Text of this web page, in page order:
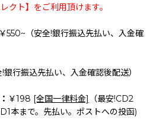
クト】をご利用頂けます。
￥550~（安全!銀行振込先払い、入金確
行振込先払い、入金確認後配送）
￥198 [全国一律料金]
（最安!CD2
本まで。先払い。ポストへの投函)